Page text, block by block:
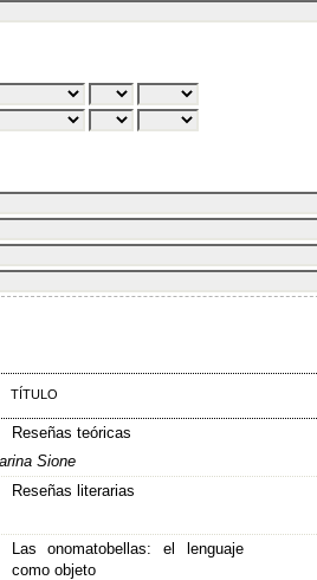
TÍTULO
Reseñas teóricas
Sione
Reseñas literarias
Las onomatobellas: el lenguaje
como objeto